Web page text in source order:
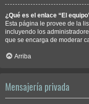
¿Qué es el enlace “El
Esta página le provee de la
incluyendo los
que se encarga de moderar
Arriba
Mensajería privada